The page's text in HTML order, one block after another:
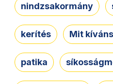
nindzsakormány
kerítés Mit
patika